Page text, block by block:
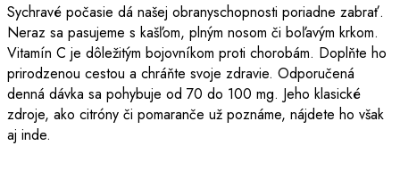
Sychravé počasie dá našej obranyschopnosti poriadne zabrať.
Neraz sa pasujeme s kašľom, plným nosom či boľavým krkom.
Vitamín C je dôležitým bojovníkom proti chorobám. Doplňte ho
prirodzenou cestou a chráňte svoje zdravie. Odporučená
denná dávka sa pohybuje od 70 do 100 mg. Jeho klasické
zdroje, ako citróny či pomaranče už poznáme, nájdete ho však
aj inde.